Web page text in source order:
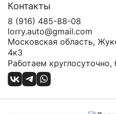
Контакты
8 (916) 485-88-08
lorry.auto@gmail.com
Московская область,
4к3
Работаем